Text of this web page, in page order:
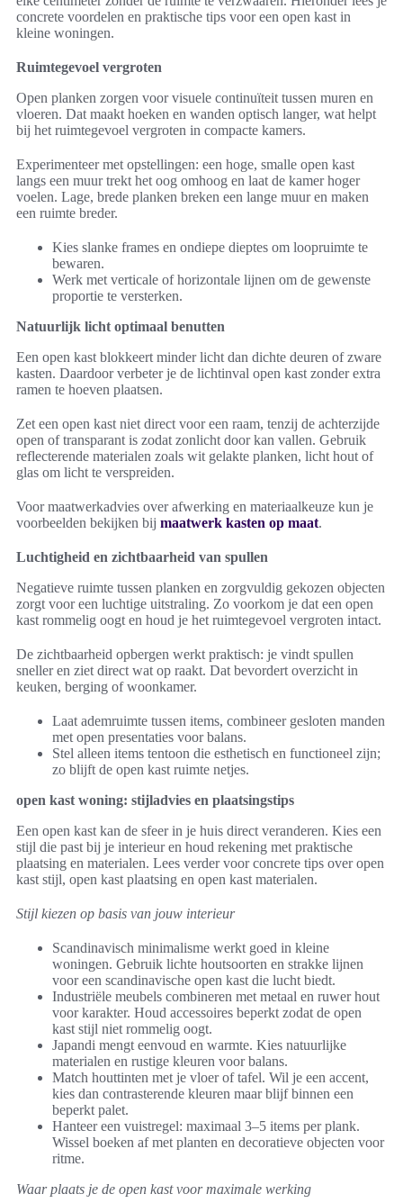
concrete voordelen en praktische tips voor een open kast in
kleine woningen.
Ruimtegevoel vergroten
Open planken zorgen voor visuele continuïteit tussen muren en
vloeren. Dat maakt hoeken en wanden optisch langer, wat helpt
bij het ruimtegevoel vergroten in compacte kamers.
Experimenteer met opstellingen: een hoge, smalle open kast
langs een muur trekt het oog omhoog en laat de kamer hoger
voelen. Lage, brede planken breken een lange muur en maken
een ruimte breder.
Kies slanke frames en ondiepe dieptes om loopruimte te
bewaren.
Werk met verticale of horizontale lijnen om de gewenste
proportie te versterken.
Natuurlijk licht optimaal benutten
Een open kast blokkeert minder licht dan dichte deuren of zware
kasten. Daardoor verbeter je de lichtinval open kast zonder extra
ramen te hoeven plaatsen.
Zet een open kast niet direct voor een raam, tenzij de achterzijde
open of transparant is zodat zonlicht door kan vallen. Gebruik
reflecterende materialen zoals wit gelakte planken, licht hout of
glas om licht te verspreiden.
Voor maatwerkadvies over afwerking en materiaalkeuze kun je
voorbeelden bekijken bij maatwerk kasten op maat.
Luchtigheid en zichtbaarheid van spullen
Negatieve ruimte tussen planken en zorgvuldig gekozen objecten
zorgt voor een luchtige uitstraling. Zo voorkom je dat een open
kast rommelig oogt en houd je het ruimtegevoel vergroten intact.
De zichtbaarheid opbergen werkt praktisch: je vindt spullen
sneller en ziet direct wat op raakt. Dat bevordert overzicht in
keuken, berging of woonkamer.
Laat ademruimte tussen items, combineer gesloten manden
met open presentaties voor balans.
Stel alleen items tentoon die esthetisch en functioneel zijn;
zo blijft de open kast ruimte netjes.
open kast woning: stijladvies en plaatsingstips
Een open kast kan de sfeer in je huis direct veranderen. Kies een
stijl die past bij je interieur en houd rekening met praktische
plaatsing en materialen. Lees verder voor concrete tips over open
kast stijl, open kast plaatsing en open kast materialen.
Stijl kiezen op basis van jouw interieur
Scandinavisch minimalisme werkt goed in kleine
woningen. Gebruik lichte houtsoorten en strakke lijnen
voor een scandinavische open kast die lucht biedt.
Industriële meubels combineren met metaal en ruwer hout
voor karakter. Houd accessoires beperkt zodat de open
kast stijl niet rommelig oogt.
Japandi mengt eenvoud en warmte. Kies natuurlijke
materialen en rustige kleuren voor balans.
Match houttinten met je vloer of tafel. Wil je een accent,
kies dan contrasterende kleuren maar blijf binnen een
beperkt palet.
Hanteer een vuistregel: maximaal 3–5 items per plank.
Wissel boeken af met planten en decoratieve objecten voor
ritme.
Waar plaats je de open kast voor maximale werking